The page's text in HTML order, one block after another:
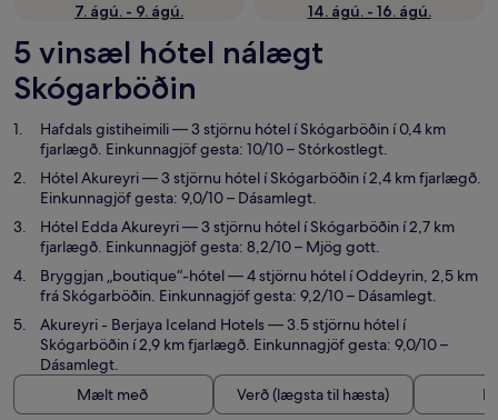
7. ágú. - 9. ágú.
14. ágú. - 16. ágú.
5 vinsæl hótel nálægt
Skógarböðin
Hafdals gistiheimili— 3 stjörnu hótel í Skógarböðin í 0,4 km
fjarlægð. Einkunnagjöf gesta: 10/10 – Stórkostlegt.
Hótel Akureyri— 3 stjörnu hótel í Skógarböðin í 2,4 km fjarlægð.
Einkunnagjöf gesta: 9,0/10 – Dásamlegt.
Hótel Edda Akureyri— 3 stjörnu hótel í Skógarböðin í 2,7 km
fjarlægð. Einkunnagjöf gesta: 8,2/10 – Mjög gott.
Bryggjan „boutique“-hótel— 4 stjörnu hótel í Oddeyrin, 2,5 km
frá Skógarböðin. Einkunnagjöf gesta: 9,2/10 – Dásamlegt.
Akureyri - Berjaya Iceland Hotels— 3.5 stjörnu hótel í
Skógarböðin í 2,9 km fjarlægð. Einkunnagjöf gesta: 9,0/10 –
Dásamlegt.
Mælt með
Verð (lægsta til hæsta)